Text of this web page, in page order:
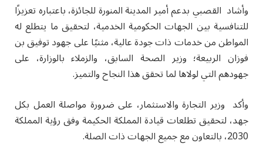
وأشاد القصبي بدعم أمير المدينة المنورة للجائزة، باعتباره تعزيزًا
للتنافسية بين الجهات الحكومية الخدمية، لتحقيق ما يتطلع له
المواطن من خدمات ذات جودة عالية، مثنيًا على جهود توفيق بن
فوزان الربيعة؛ وزير الصحة السابق، والزملاء بالوزارة، على
جهودهم التي لولاها لما تحقق هذا النجاح والتميز.
وأكد وزير التجارة والاستثمار، على ضرورة مواصلة العمل بكل
جهد، لتحقيق تطلعات قيادة المملكة الحكيمة وفق رؤية المملكة
2030، بالتعاون مع جميع الجهات ذات الصلة.